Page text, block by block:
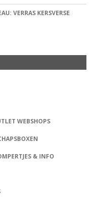
VERRAS KERSVERSE
WEBSHOPS
& INFO